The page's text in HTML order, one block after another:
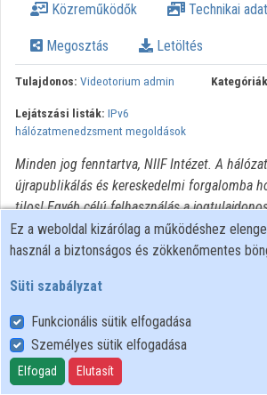
Intézmények
Közreműködők
Közreműködők Technikai
Megosztás Letöltés
Tulajdonos: Videotorium admin
Lejátszási listák: IPv6
hálózatmenedzsment megoldások
Minden jog fenntartva, NIIF Intézet. A
újrapublikálás és kereskedelmi forgalomba
tilos! Egyéb célú felhasználás a
kötött.
Felhasználói szabályzat
Adatkezelési tájékoztató
Süti szabályzat
Ez a weboldal kizárólag a működéshez
használ a biztonságos és zökkenőmentes
Süti szabályzat
Funkcionális sütik elfogadása
Személyes sütik elfogadása
Elfogad Elutasít